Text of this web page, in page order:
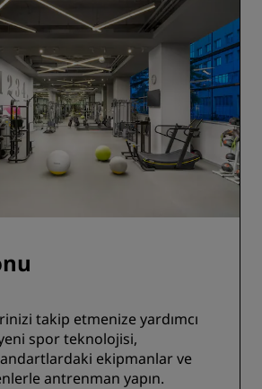
takip etmenize yardımcı
spor teknolojisi,
ekipmanlar ve
antrenman yapın.